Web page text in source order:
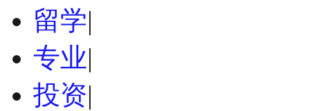
留学|
专业|
投资|